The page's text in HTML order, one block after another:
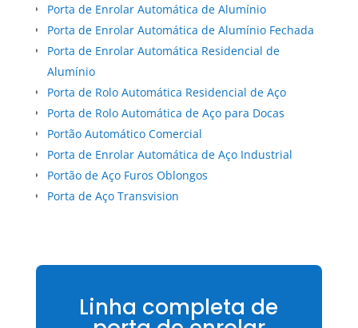
Porta de Enrolar Automática de Alumínio
Porta de Enrolar Automática de Alumínio Fechada
Porta de Enrolar Automática Residencial de
Alumínio
Porta de Rolo Automática Residencial de Aço
Porta de Rolo Automática de Aço para Docas
Portão Automático Comercial
Porta de Enrolar Automática de Aço Industrial
Portão de Aço Furos Oblongos
Porta de Aço Transvision
Linha completa de